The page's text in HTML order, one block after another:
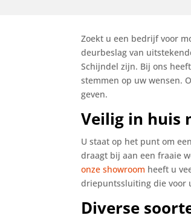
Zoekt u een bedrijf voor
deurbeslag van
Schijndel zijn. Bij ons
stemmen op uw wensen.
geven.
Veilig in huis
U staat op het punt om
draagt bij aan een fraaie
onze showroom heeft u
driepuntssluiting die voor
Diverse